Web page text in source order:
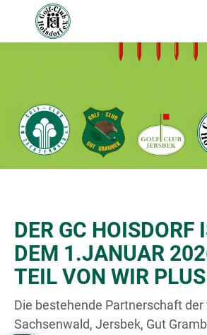
DER GC HOISDORF
DEM 1.JANUAR
TEIL VON WIR
Die bestehende Partnerschaft der
Sachsenwald, Jersbek, Gut